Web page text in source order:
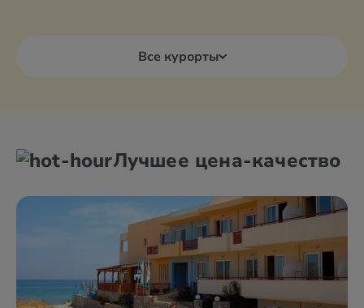
Все курорты
Лучшее цена-качество